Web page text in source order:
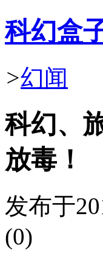
科幻盒
>幻闻
科幻、
放毒！
发布于
(0)